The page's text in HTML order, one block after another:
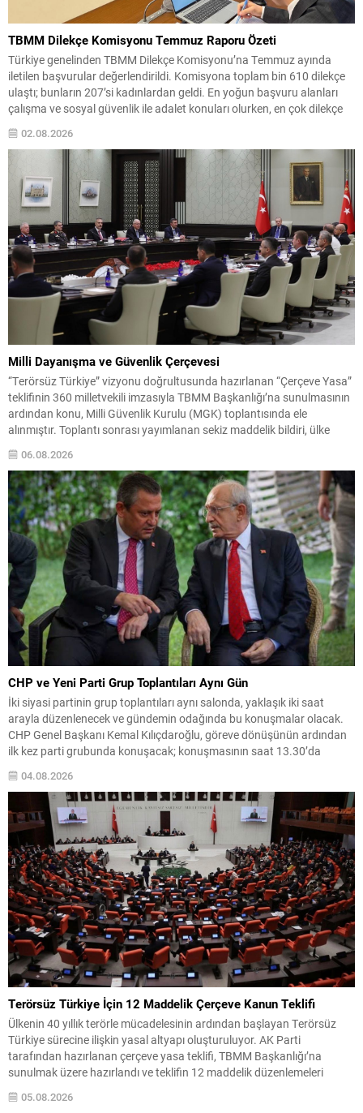
TBMM Dilekçe Komisyonu Temmuz Raporu Özeti
Türkiye genelinden TBMM Dilekçe Komisyonu’na Temmuz ayında
iletilen başvurular değerlendirildi. Komisyona toplam bin 610 dilekçe
ulaştı; bunların 207’si kadınlardan geldi. En yoğun başvuru alanları
çalışma ve sosyal güvenlik ile adalet konuları olurken, en çok dilekçe
gönderen iller İstanbul, Ankara ve İzmir olarak sıralandı. Komisyonun
inceleme kayıtlarında, vatandaşlardan farklı ve dikkat...
02.08.2026
Milli Dayanışma ve Güvenlik Çerçevesi
“Terörsüz Türkiye” vizyonu doğrultusunda hazırlanan “Çerçeve Yasa”
teklifinin 360 milletvekili imzasıyla TBMM Başkanlığı’na sunulmasının
ardından konu, Milli Güvenlik Kurulu (MGK) toplantısında ele
alınmıştır. Toplantı sonrası yayımlanan sekiz maddelik bildiri, ülke
güvenliği ve bölgesel gelişmelere dair değerlendirmeleri içermektedir.
Yaklaşık 2 saat 15 dakika süren oturumun sonuç metninde; terörle
mücadele, bölgesel istikrar,...
06.08.2026
CHP ve Yeni Parti Grup Toplantıları Aynı Gün
İki siyasi partinin grup toplantıları aynı salonda, yaklaşık iki saat
arayla düzenlenecek ve gündemin odağında bu konuşmalar olacak.
CHP Genel Başkanı Kemal Kılıçdaroğlu, göreve dönüşünün ardından
ilk kez parti grubunda konuşacak; konuşmasının saat 13.30’da
teşkilatlanma Yeni Parti Genel Başkanı Özgür Özel, partisinin...
04.08.2026
Terörsüz Türkiye İçin 12 Maddelik Çerçeve Kanun Teklifi
Ülkenin 40 yıllık terörle mücadelesinin ardından başlayan Terörsüz
Türkiye sürecine ilişkin yasal altyapı oluşturuluyor. AK Parti
tarafından hazırlanan çerçeve yasa teklifi, TBMM Başkanlığı’na
sunulmak üzere hazırlandı ve teklifin 12 maddelik düzenlemeleri
sona erdirdiğinin ve tüm silah ile mühimmatını teslim ettiğinin güvenlik
05.08.2026